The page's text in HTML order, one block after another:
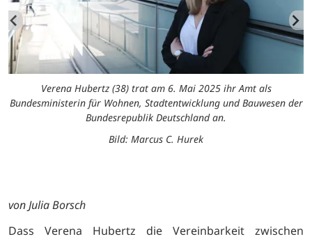
Verena Hubertz (38) trat am 6. Mai 2025 ihr Amt als
Bundesministerin für Wohnen, Stadtentwicklung und Bauwesen der
Bundesrepublik Deutschland an.
Bild: Marcus C. Hurek
von Julia Borsch
Dass Verena Hubertz die Vereinbarkeit zwischen